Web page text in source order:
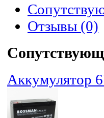
Отзывы (0)
Аккумулятор